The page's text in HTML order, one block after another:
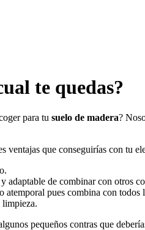
te quedas?
para tu suelo de madera?
ventajas que conseguirías con tu
adaptable de combinar con otros
pues combina con
limpieza.
pequeños contras que